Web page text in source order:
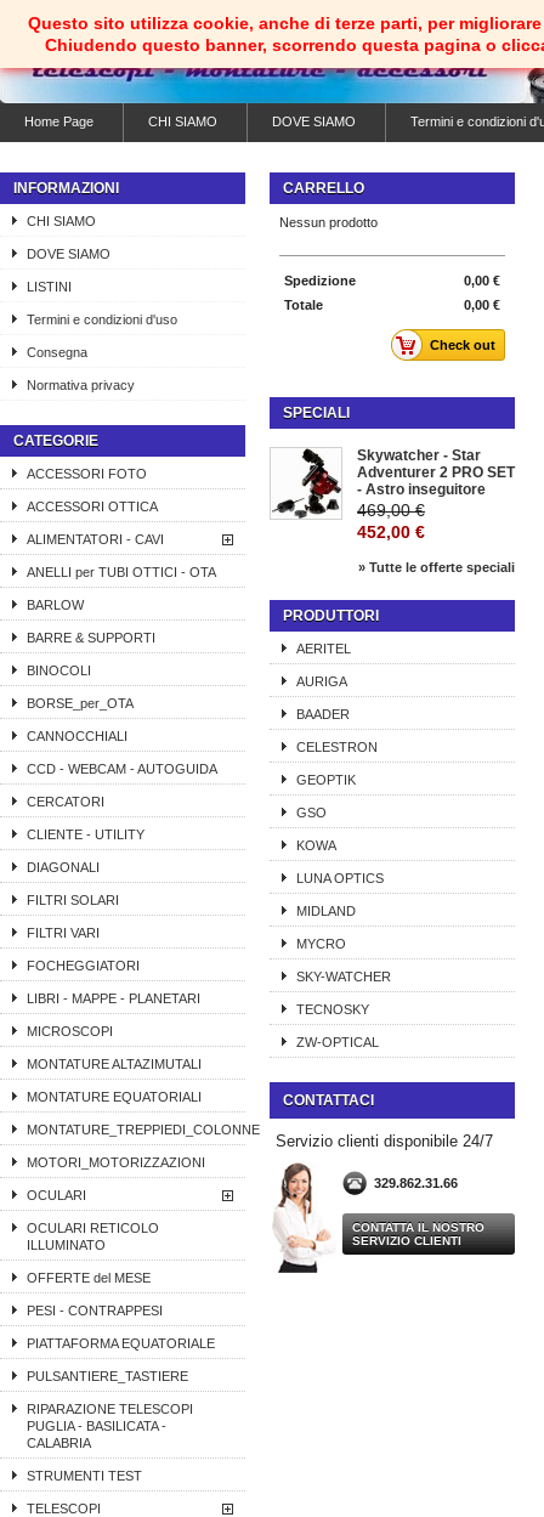
Home Page CHI SIAMO DOVE SIAMO Termini e condizioni
INFORMAZIONI
CHI SIAMO
DOVE SIAMO
LISTINI
Termini e condizioni d'uso
Consegna
Normativa privacy
CATEGORIE
ACCESSORI FOTO
ACCESSORI OTTICA
ALIMENTATORI - CAVI
ANELLI per TUBI OTTICI - OTA
BARLOW
BARRE & SUPPORTI
BINOCOLI
BORSE_per_OTA
CANNOCCHIALI
CCD - WEBCAM - AUTOGUIDA
CERCATORI
CLIENTE - UTILITY
DIAGONALI
FILTRI SOLARI
FILTRI VARI
FOCHEGGIATORI
LIBRI - MAPPE - PLANETARI
MICROSCOPI
MONTATURE ALTAZIMUTALI
MONTATURE EQUATORIALI
MONTATURE_TREPPIEDI_COLONNE
MOTORI_MOTORIZZAZIONI
OCULARI
OCULARI RETICOLO
ILLUMINATO
OFFERTE del MESE
PESI - CONTRAPPESI
PIATTAFORMA EQUATORIALE
PULSANTIERE_TASTIERE
RIPARAZIONE TELESCOPI
PUGLIA - BASILICATA -
CALABRIA
STRUMENTI TEST
TELESCOPI
CARRELLO
Nessun prodotto
0,00 €
Spedizione
0,00 €
Totale
Check out
SPECIALI
Skywatcher - Star
Adventurer 2 PRO SET
- Astro inseguitore
469,00 €
452,00 €
» Tutte le offerte speciali
PRODUTTORI
AERITEL
AURIGA
BAADER
CELESTRON
GEOPTIK
GSO
KOWA
LUNA OPTICS
MIDLAND
MYCRO
SKY-WATCHER
TECNOSKY
ZW-OPTICAL
CONTATTACI
Servizio clienti disponibile 24/7
329.862.31.66
CONTATTA IL NOSTRO
SERVIZIO CLIENTI
Questo sito utilizza cookie, anche di terze parti, per
Chiudendo questo banner, scorrendo questa pagina o